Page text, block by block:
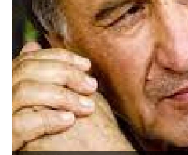
Осорхонаи Мирзо
Турсунзода Каратог